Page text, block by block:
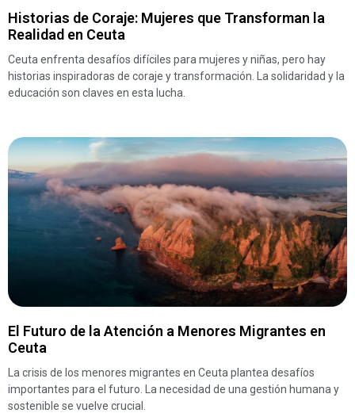
Historias de Coraje: Mujeres que Transforman la
Realidad en Ceuta
Ceuta enfrenta desafíos difíciles para mujeres y niñas, pero hay
historias inspiradoras de coraje y transformación. La solidaridad y la
educación son claves en esta lucha.
El Futuro de la Atención a Menores Migrantes en
Ceuta
La crisis de los menores migrantes en Ceuta plantea desafíos
importantes para el futuro. La necesidad de una gestión humana y
sostenible se vuelve crucial.